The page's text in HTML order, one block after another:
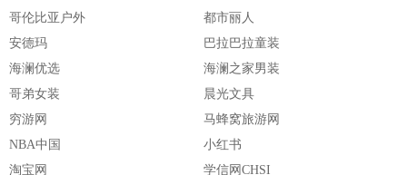
哥伦比亚户外
都市丽人
安德玛
巴拉巴拉童装
海澜优选
海澜之家男装
哥弟女装
晨光文具
穷游网
马蜂窝旅游网
NBA中国
小红书
淘宝网
学信网CHSI